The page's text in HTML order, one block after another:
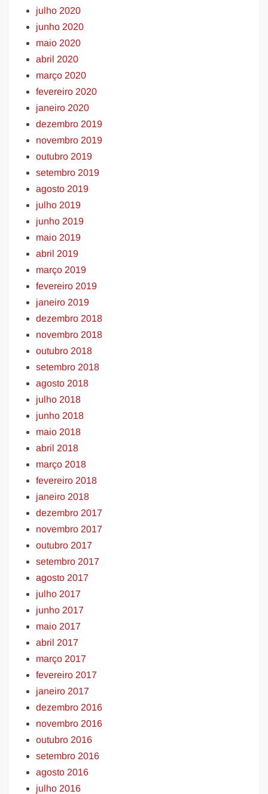
julho 2020
junho 2020
maio 2020
abril 2020
março 2020
fevereiro 2020
janeiro 2020
dezembro 2019
novembro 2019
outubro 2019
setembro 2019
agosto 2019
julho 2019
junho 2019
maio 2019
abril 2019
março 2019
fevereiro 2019
janeiro 2019
dezembro 2018
novembro 2018
outubro 2018
setembro 2018
agosto 2018
julho 2018
junho 2018
maio 2018
abril 2018
março 2018
fevereiro 2018
janeiro 2018
dezembro 2017
novembro 2017
outubro 2017
setembro 2017
agosto 2017
julho 2017
junho 2017
maio 2017
abril 2017
março 2017
fevereiro 2017
janeiro 2017
dezembro 2016
novembro 2016
outubro 2016
setembro 2016
agosto 2016
julho 2016